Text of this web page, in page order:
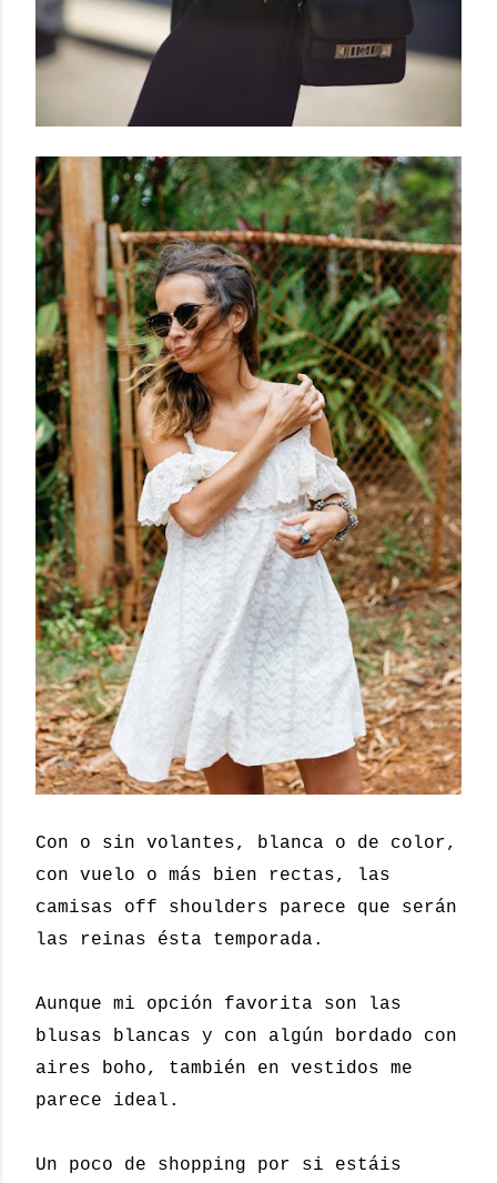
Con o sin volantes, blanca o de color,
con vuelo o más bien rectas, las
camisas off shoulders parece que serán
las reinas ésta temporada.
Aunque mi opción favorita son las
blusas blancas y con algún bordado con
aires boho, también en vestidos me
parece ideal.
Un poco de shopping por si estáis